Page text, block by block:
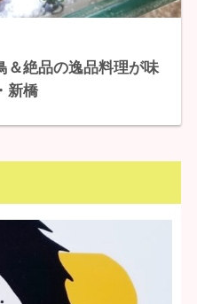
＆絶品の逸品料理が味
新橋